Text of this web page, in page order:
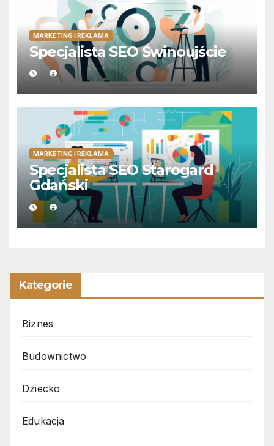
MARKETING I REKLAMA
Specjalista SEO Świnoujście
MARKETING I REKLAMA
Specjalista SEO Starogard
Gdański
Kategorie
Biznes
Budownictwo
Dziecko
Edukacja